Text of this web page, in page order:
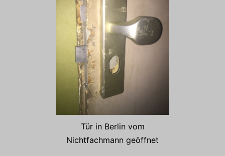
Tür in Berlin vom
Nichtfachmann geöffnet